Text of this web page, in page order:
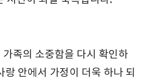
족의 소중함을 다시 확인하
안에서 가정이 더욱 하나 되